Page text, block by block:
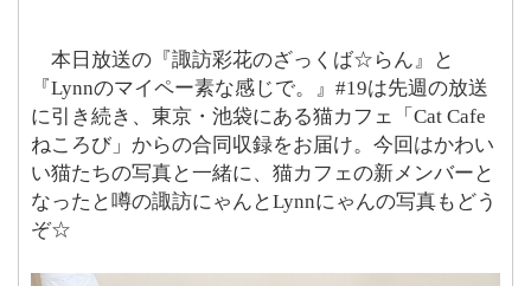
本日放送の『諏訪彩花のざっくば☆らん』と
『Lynnのマイペー素な感じで。』#19は先週の放送
に引き続き、東京・池袋にある猫カフェ「Cat Cafe
ねころび」からの合同収録をお届け。今回はかわい
い猫たちの写真と一緒に、猫カフェの新メンバーと
なったと噂の諏訪にゃんとLynnにゃんの写真もどう
ぞ☆